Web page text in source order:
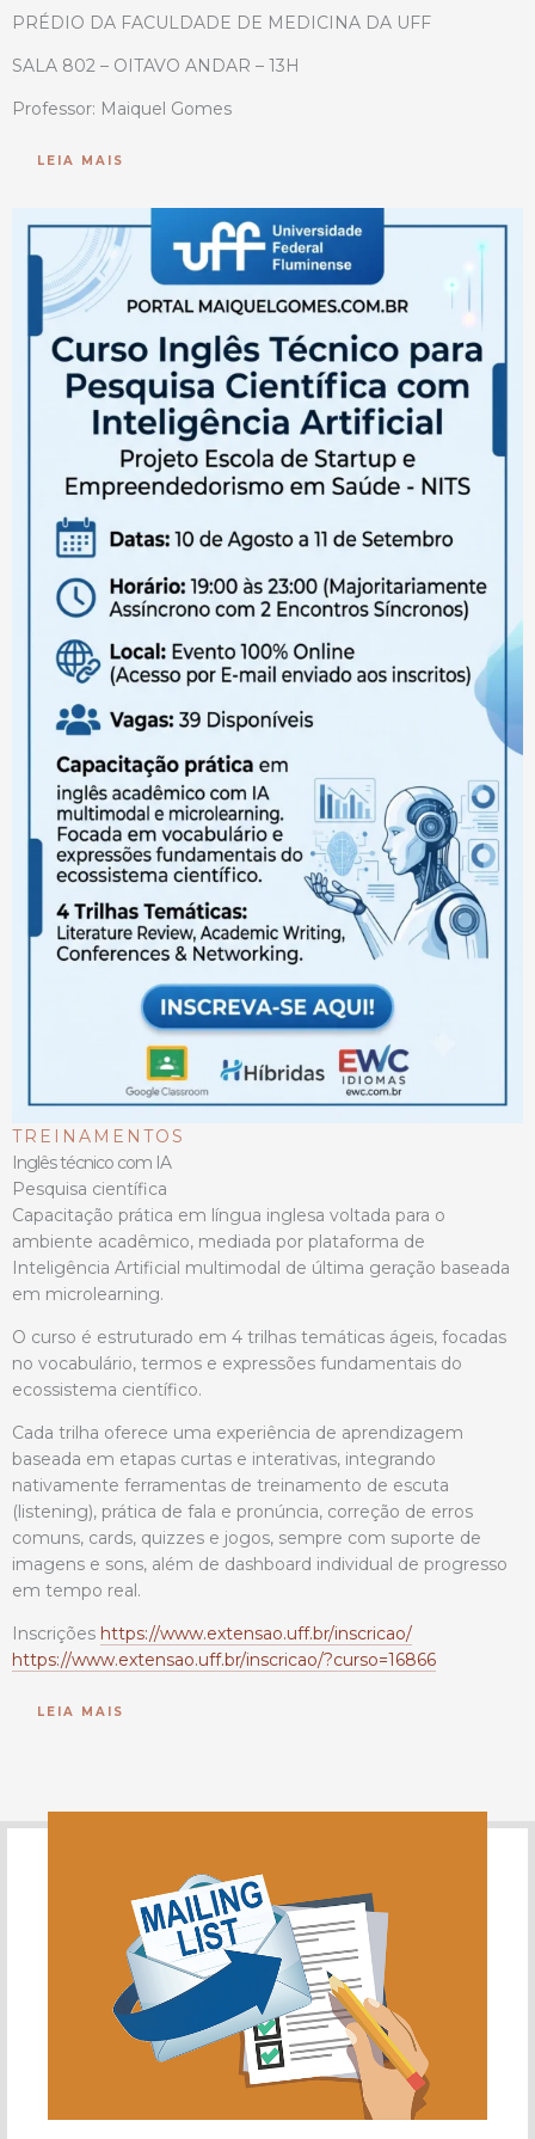
PRÉDIO DA FACULDADE DE MEDICINA DA UFF
SALA 802 – OITAVO ANDAR – 13H
Professor: Maiquel Gomes
LEIA MAIS
TREINAMENTOS
Inglês técnico com IA
Pesquisa científica
Capacitação prática em língua inglesa voltada para o
ambiente acadêmico, mediada por plataforma de
Inteligência Artificial multimodal de última geração baseada
em microlearning.
O curso é estruturado em 4 trilhas temáticas ágeis, focadas
no vocabulário, termos e expressões fundamentais do
ecossistema científico.
Cada trilha oferece uma experiência de aprendizagem
baseada em etapas curtas e interativas, integrando
nativamente ferramentas de treinamento de escuta
(listening), prática de fala e pronúncia, correção de erros
comuns, cards, quizzes e jogos, sempre com suporte de
imagens e sons, além de dashboard individual de progresso
em tempo real.
Inscrições https://www.extensao.uff.br/inscricao/
https://www.extensao.uff.br/inscricao/?curso=16866
LEIA MAIS